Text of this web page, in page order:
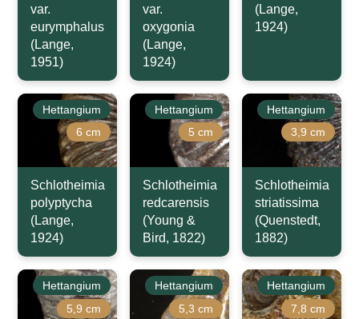
var.
eurymphalus
(Lange,
1951)
var.
oxygonia
(Lange,
1924)
(Lange,
1924)
Hettangium
6 cm
Schlotheimia
polyptycha
(Lange,
1924)
Hettangium
5 cm
Schlotheimia
redcarensis
(Young &
Bird, 1822)
Hettangium
3,9 cm
Schlotheimia
striatissima
(Quenstedt,
1882)
Hettangium
5,9 cm
Hettangium
5,3 cm
Hettangium
7,8 cm